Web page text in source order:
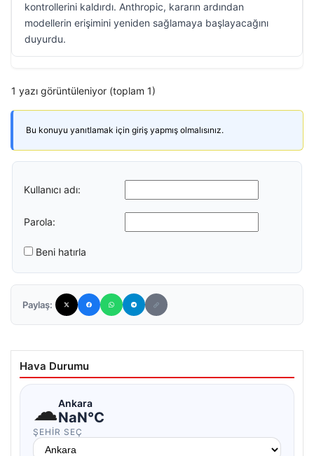
kontrollerini kaldırdı. Anthropic, kararın ardından
modellerin erişimini yeniden sağlamaya başlayacağını
duyurdu.
1 yazı görüntüleniyor (toplam 1)
Bu konuyu yanıtlamak için giriş yapmış olmalısınız.
Kullanıcı adı:
Parola:
Beni hatırla
Paylaş:
Hava Durumu
☁Ankara
NaN°C
ŞEHIR SEÇ